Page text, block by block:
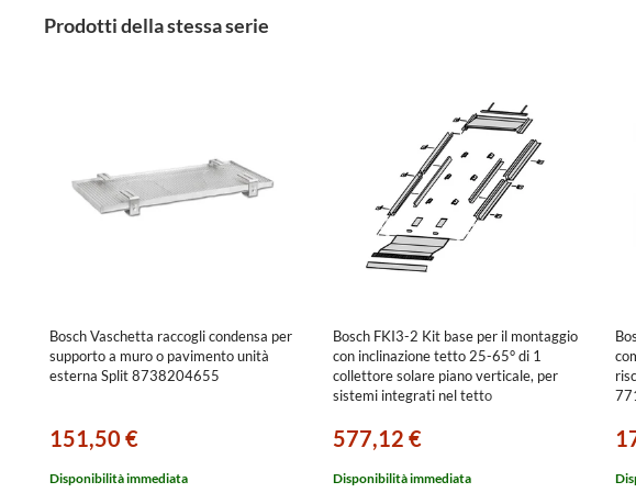
Prodotti della stessa serie
Bosch Vaschetta raccogli condensa per
supporto a muro o pavimento unità
esterna Split 8738204655
151,50 €
Disponibilità immediata
Bosch FKI3-2 Kit base per il montaggio
con inclinazione tetto 25-65° di 1
collettore solare piano verticale, per
sistemi integrati nel tetto
577,12 €
Disponibilità immediata